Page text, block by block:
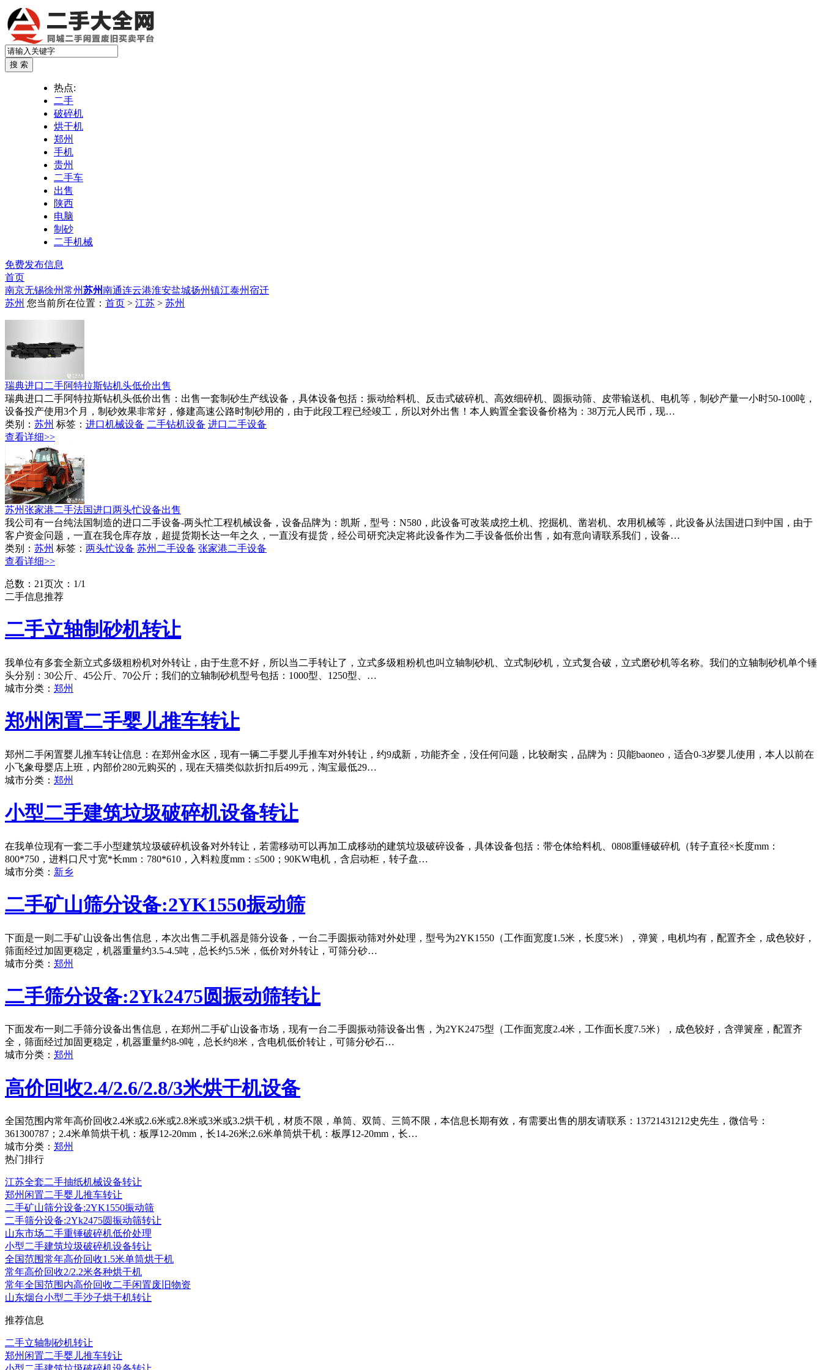
热点:
二手
破碎机
烘干机
郑州
手机
贵州
二手车
出售
陕西
电脑
制砂
二手机械
免费发布信息
首页
南京无锡徐州常州苏州南通连云港淮安盐城扬州镇江泰州宿迁
苏州 您当前所在位置： 首页 > 江苏 > 苏州
瑞典进口二手阿特拉斯钻机头低价出售
瑞典进口二手阿特拉斯钻机头低价出售：出售一套制砂生产线设备，具体设备包括：振动给料机、反击式破碎机、高效细碎机、圆振动筛、皮带输送机、电机等，制砂产量一小时50-100吨，
设备投产使用3个月，制砂效果非常好，修建高速公路时制砂用的，由于此段工程已经竣工，所以对外出售！本人购置全套设备价格为：38万元人民币，现…
类别： 苏州 标签： 进口机械设备 二手钻机设备 进口二手设备
查看详细>>
苏州张家港二手法国进口两头忙设备出售
我公司有一台纯法国制造的进口二手设备-两头忙工程机械设备，设备品牌为：凯斯，型号：N580，此设备可改装成挖土机、挖掘机、凿岩机、农用机械等，此设备从法国进口到中国，由于
客户资金问题，一直在我仓库存放，超提货期长达一年之久，一直没有提货，经公司研究决定将此设备作为二手设备低价出售，如有意向请联系我们，设备…
类别： 苏州 标签： 两头忙设备 苏州二手设备 张家港二手设备
查看详细>>
总数：21页次：1/1
二手信息推荐
二手立轴制砂机转让
我单位有多套全新立式多级粗粉机对外转让，由于生意不好，所以当二手转让了，立式多级粗粉机也叫立轴制砂机、立式制砂机，立式复合破，立式磨砂机等名称。我们的立轴制砂机单个锤
头分别：30公斤、45公斤、70公斤；我们的立轴制砂机型号包括：1000型、1250型、…
城市分类： 郑州
郑州闲置二手婴儿推车转让
郑州二手闲置婴儿推车转让信息：在郑州金水区，现有一辆二手婴儿手推车对外转让，约9成新，功能齐全，没任何问题，比较耐实，品牌为：贝能baoneo，适合0-3岁婴儿使用，本人以前在
小飞象母婴店上班，内部价280元购买的，现在天猫类似款折扣后499元，淘宝最低29…
城市分类： 郑州
小型二手建筑垃圾破碎机设备转让
在我单位现有一套二手小型建筑垃圾破碎机设备对外转让，若需移动可以再加工成移动的建筑垃圾破碎设备，具体设备包括：带仓体给料机、0808重锤破碎机（转子直径×长度mm：
800*750，进料口尺寸宽*长mm：780*610，入料粒度mm：≤500；90KW电机，含启动柜，转子盘…
城市分类： 新乡
二手矿山筛分设备:2YK1550振动筛
下面是一则二手矿山设备出售信息，本次出售二手机器是筛分设备，一台二手圆振动筛对外处理，型号为2YK1550（工作面宽度1.5米，长度5米），弹簧，电机均有，配置齐全，成色较好，
筛面经过加固更稳定，机器重量约3.5-4.5吨，总长约5.5米，低价对外转让，可筛分砂…
城市分类： 郑州
二手筛分设备:2Yk2475圆振动筛转让
下面发布一则二手筛分设备出售信息，在郑州二手矿山设备市场，现有一台二手圆振动筛设备出售，为2YK2475型（工作面宽度2.4米，工作面长度7.5米），成色较好，含弹簧座，配置齐
全，筛面经过加固更稳定，机器重量约8-9吨，总长约8米，含电机低价转让，可筛分砂石…
城市分类： 郑州
高价回收2.4/2.6/2.8/3米烘干机设备
全国范围内常年高价回收2.4米或2.6米或2.8米或3米或3.2烘干机，材质不限，单筒、双筒、三筒不限，本信息长期有效，有需要出售的朋友请联系：13721431212史先生，微信号：
361300787；2.4米单筒烘干机：板厚12-20mm，长14-26米;2.6米单筒烘干机：板厚12-20mm，长…
城市分类： 郑州
热门排行
江苏全套二手抽纸机械设备转让
郑州闲置二手婴儿推车转让
二手矿山筛分设备:2YK1550振动筛
二手筛分设备:2Yk2475圆振动筛转让
山东市场二手重锤破碎机低价处理
小型二手建筑垃圾破碎机设备转让
全国范围常年高价回收1.5米单筒烘干机
常年高价回收2/2.2米各种烘干机
常年全国范围内高价回收二手闲置废旧物资
山东烟台小型二手沙子烘干机转让
推荐信息
二手立轴制砂机转让
郑州闲置二手婴儿推车转让